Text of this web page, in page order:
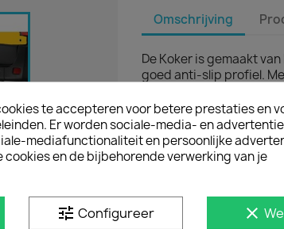

Omschrijving
De Koker is gemaakt
goed anti-slip profiel.
beugels monteer je de
Sprintern (2018+). De
extra bescherming van
stootbalk.
Door de
perfecte partner voor
te accepteren voor betere prestaties en
Er worden sociale-media- en
mediafunctionaliteit en persoonlijke
en de bijbehorende verwerking van je
tune Configureer clear